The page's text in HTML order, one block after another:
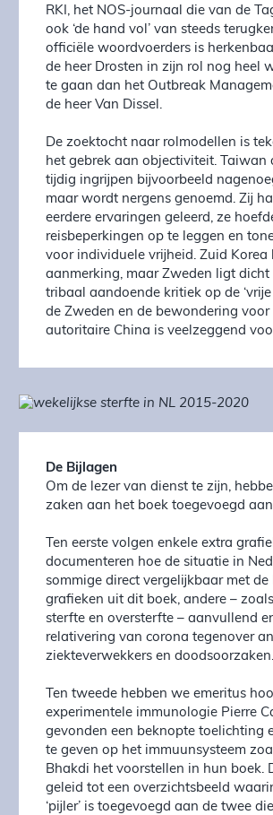
RKI, het NOS-journaal die van de
ook ‘de hand vol’ van steeds
officiële woordvoerders is
de heer Drosten in zijn rol nog heel
te gaan dan het Outbreak
de heer Van Dissel.
De zoektocht naar rolmodellen is
het gebrek aan objectiviteit. Taiwan
tijdig ingrijpen bijvoorbeeld
maar wordt nergens genoemd. Zij
eerdere ervaringen geleerd, ze
reisbeperkingen op te leggen en
voor individuele vrijheid. Zuid Korea
aanmerking, maar Zweden ligt dicht
tribaal aandoende kritiek op de ‘vrije
de Zweden en de bewondering voor
autoritaire China is veelzeggend
De Bijlagen
Om de lezer van dienst te zijn,
zaken aan het boek toegevoegd
Ten eerste volgen enkele extra
documenteren hoe de situatie in
sommige direct vergelijkbaar met de
grafieken uit dit boek, andere –
sterfte en oversterfte – aanvullend
relativering van corona tegenover
ziekteverwekkers en doodsoorzaken.
Ten tweede hebben we emeritus
experimentele immunologie Pierre
gevonden een beknopte toelichting
te geven op het immuunsysteem
Bhakdi het voorstellen in hun boek.
geleid tot een overzichtsbeeld
‘pijler’ is toegevoegd aan de twee